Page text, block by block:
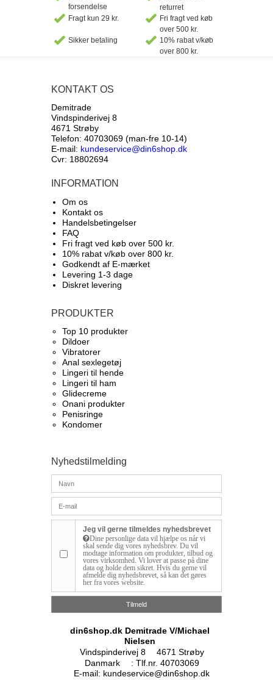
forsendelse
returret
Fragt kun 29 kr.
Fri fragt ved køb
over 500 kr.
Sikker betaling
10% rabat v/køb
over 800 kr.
KONTAKT OS
Demitrade
Vindspinderivej 8
4671 Strøby
Telefon: 40703069 (man-fre 10-14)
E-mail: kundeservice@din6shop.dk
Cvr: 18802694
INFORMATION
Om os
Kontakt os
Handelsbetingelser
FAQ
Fri fragt ved køb over 500 kr.
10% rabat v/køb over 800 kr.
Godkendt af E-mærket
Levering 1-3 dage
Diskret levering
PRODUKTER
Top 10 produkter​
Dildoer
Vibratorer
Anal sexlegetøj
Lingeri til hende
Lingeri til ham
Glidecreme
Onani produkter
Penisringe
Kondomer
Nyhedstilmelding
Jeg vil gerne tilmeldes nyhedsbrevet
Dine personlige data vil hjælpe os når vi
skal sende dig vores nyhedsbrev. Du vil
modtage information om produkter, tilbud og
vores virksomhed. Vi lover at passe på dine
data og holde dem sikret. Hvis du gerne vil
afmelde dig nyhedsbrevet, så kan det gøres
her fra vores website.
Tilmeld
din6shop.dk Demitrade V/Michael
Nielsen
Vindspinderivej 8
4671 Strøby
Danmark
: Tlf.nr. 40703069
E-mail: kundeservice@din6shop.dk